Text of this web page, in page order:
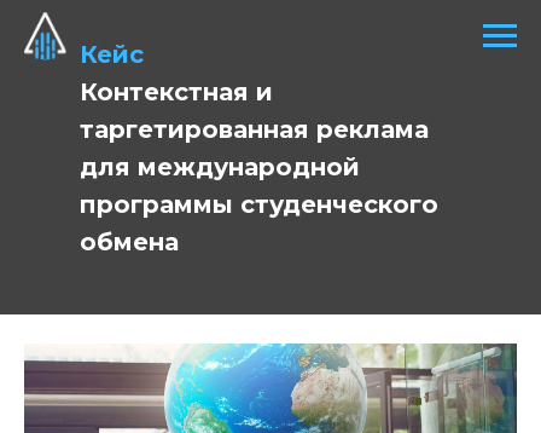
Кейс
Контекстная и
таргетированная реклама
для международной
программы студенческого
обмена